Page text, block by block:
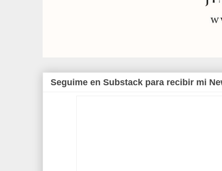
Seguime en Substack para recibir mi